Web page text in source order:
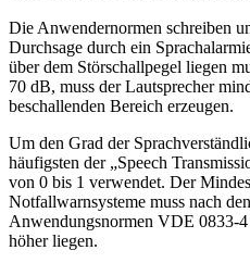
Die Anwendernormen schreiben
Durchsage durch ein
über dem Störschallpegel liegen
70 dB, muss der Lautsprecher
beschallenden Bereich erzeugen.
Um den Grad der
häufigsten der „Speech
von 0 bis 1 verwendet. Der
Notfallwarnsysteme muss nach
Anwendungsnormen VDE 0833-
höher liegen.